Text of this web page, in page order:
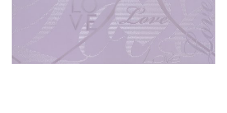
Plata si Livrare
Politică de confidențialitate